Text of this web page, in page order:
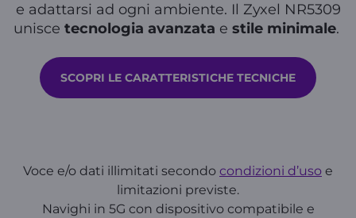
e adattarsi ad ogni ambiente. Il Zyxel NR5309
unisce tecnologia avanzata e stile minimale.
SCOPRI LE CARATTERISTICHE TECNICHE
Voce e/o dati illimitati secondo condizioni d’uso e
limitazioni previste.
Navighi in 5G con dispositivo compatibile e